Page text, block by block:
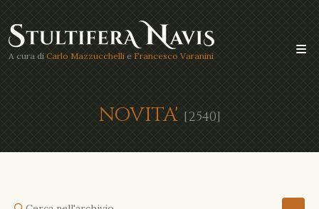
A cura di Carlo Mazzucchelli e Francesco Varanini
NOVITA' [2540]